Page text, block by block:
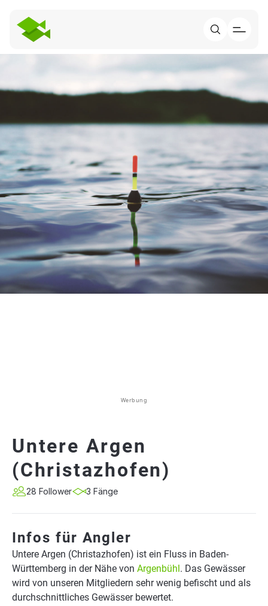
Werbung
Untere Argen
(Christazhofen)
28 Follower 3 Fänge
Infos für Angler
Untere Argen (Christazhofen) ist ein Fluss in Baden-
Württemberg in der Nähe von Argenbühl. Das Gewässer
wird von unseren Mitgliedern sehr wenig befischt und als
durchschnittliches Gewässer bewertet.